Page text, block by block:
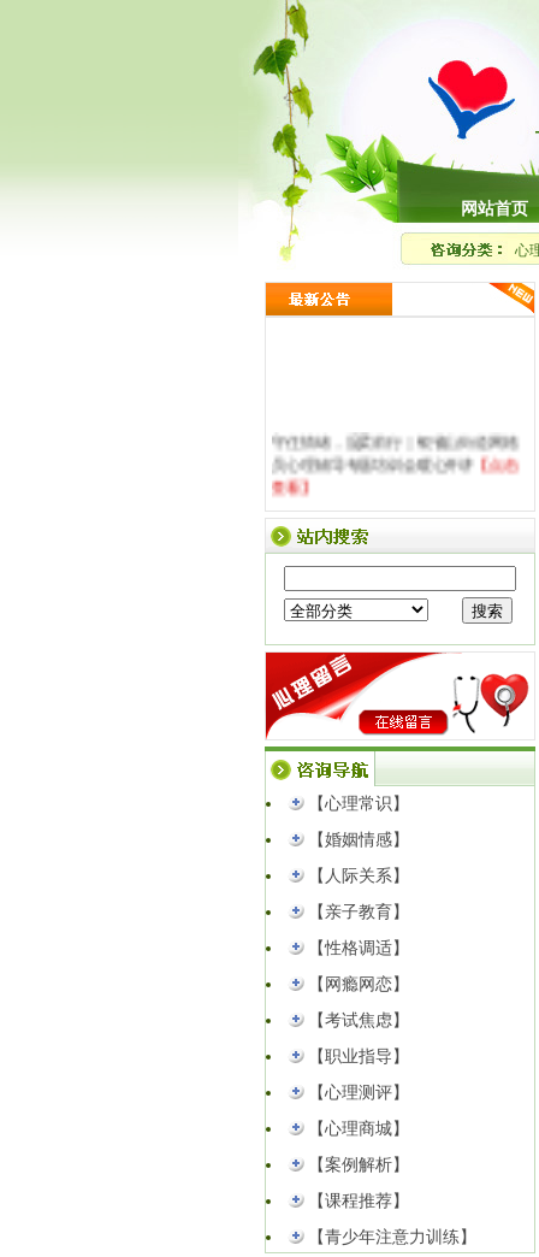
网站首页
心
守住情绪，温柔前行｜银雀山街道网格
员心理辅导专题培训会暖心开讲 【点击
查看】
真正的内心强大，是敢看见并接纳自己
的自卑与阴影【点击查看】
樱飞心理・意象对话初级班圆满落幕｜
走进意象世界，读懂内在自我【点击查
看】
方寸造景，安放心绪｜樱飞心理「爱作
坊」植物微景观疗愈沙龙招募【点击查
看】
公告｜临沂樱飞心理咨询中心成功获批
中国心理学会心理咨询师培训官方备案
资质...【点击查看】
以心解婚姻矛盾｜高新区妇联公益心理
课堂圆满开讲！【点击查看】
【心理常识】
【婚姻情感】
【人际关系】
【亲子教育】
【性格调适】
【网瘾网恋】
【考试焦虑】
【职业指导】
【心理测评】
【心理商城】
【案例解析】
【课程推荐】
【青少年注意力训练】